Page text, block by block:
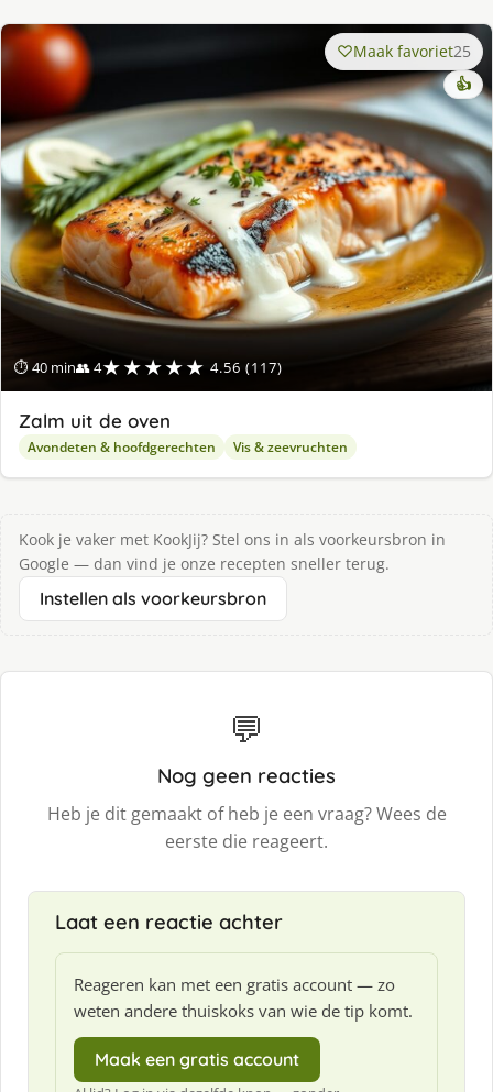
⏱ 40 min👥 4★★★★★ 4.56 (117)
Maak favoriet25
👍
Zalm uit de oven
Avondeten & hoofdgerechten Vis & zeevruchten
Kook je vaker met KookJij? Stel ons in als voorkeursbron in
Google — dan vind je onze recepten sneller terug.
Instellen als voorkeursbron
💬
Nog geen reacties
Heb je dit gemaakt of heb je een vraag? Wees de
eerste die reageert.
Laat een reactie achter
Reageren kan met een gratis account — zo
weten andere thuiskoks van wie de tip komt.
Maak een gratis account